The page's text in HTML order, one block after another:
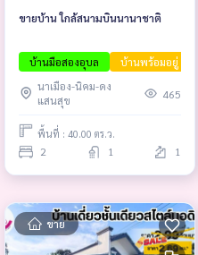
ขายบ้าน ใกล้สนามบินนานาชาติ
บ้านมือสองอุบล บ้านพร้อมอยู่
นาเมือง-นิคม-ดง
แสนสุข
465
พื้นที่ : 40.00 ตร.ว.
2 1 1
ขาย